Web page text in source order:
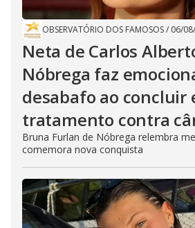
OBSERVATÓRIO DOS FAMOSOS/ 06/
Neta de Carlos
Nóbrega faz
desabafo ao concluir
tratamento contra
Bruna Furlan de Nóbrega relembra
comemora nova conquista